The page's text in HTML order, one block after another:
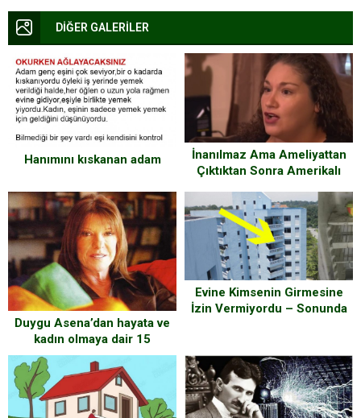
DİĞER GALERİLER
Hanımını kıskanan adam
İnanılmaz Ama Ameliyattan
Çıktıktan Sonra Amerikalı
Duygu Asena’dan hayata ve
kadın olmaya dair 15
muhteşem tespit
Evine Kimsenin Girmesine
İzin Vermiyordu – Sonunda